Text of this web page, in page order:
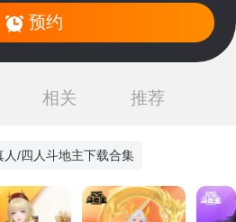
预约
相关 推荐
/四人斗地主下载合集